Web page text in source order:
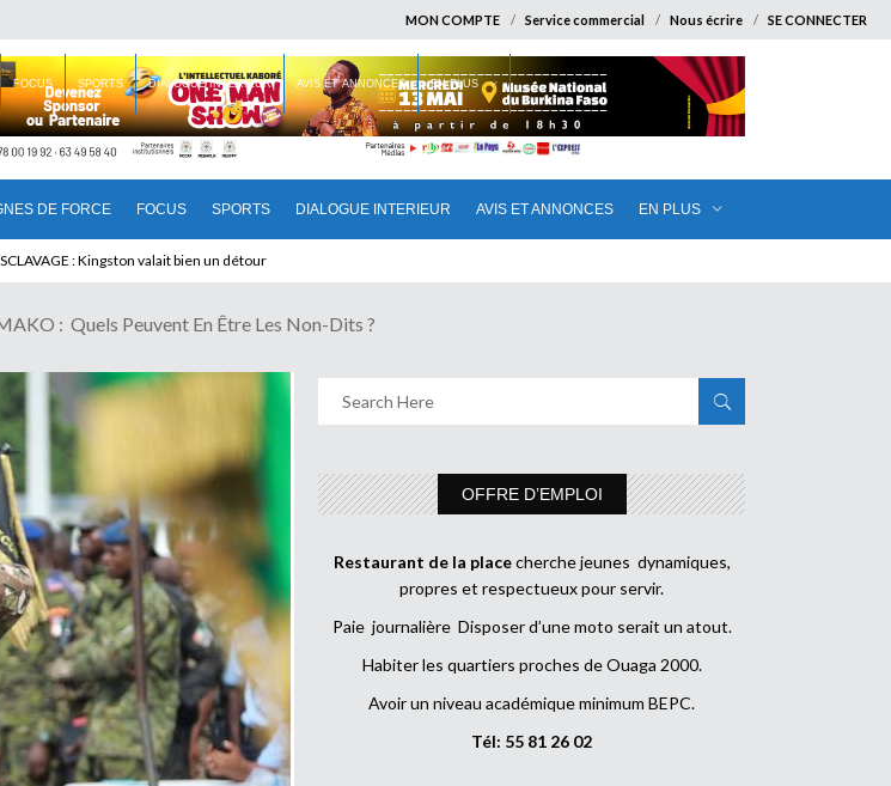
MON COMPTE Service commercial Nous écrire SE CONNECTER
DE FORCE FOCUS SPORTS DIALOGUE INTERIEUR AVIS ET ANNONCES EN PLUS
FOCUS SPORTS DIALOGUE INTERIEUR AVIS ET ANNONCES EN PLUS
quitte le pouvoir sans partir !
: Quels Peuvent En Être Les Non-Dits ?
OFFRE D’EMPLOI
Restaurant de la placecherche jeunes dynamiques,
propres et respectueux pour servir.
Paie journalière Disposer d’une moto serait un atout.
Habiter les quartiers proches de Ouaga 2000.
Avoir un niveau académique minimum BEPC.
Tél: 55 81 26 02